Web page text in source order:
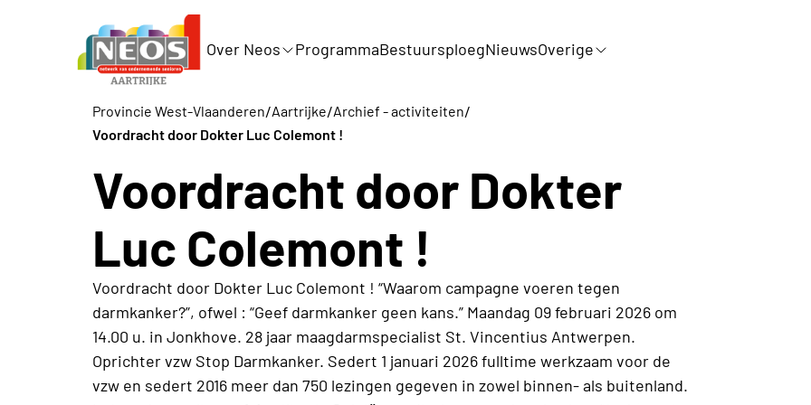
Over Neos ProgrammaBestuursploegNieuwsOverige
Provincie West-Vlaanderen/Aartrijke/Archief - activiteiten/
Voordracht door Dokter Luc Colemont !
Voordracht door Dokter
Luc Colemont !
Voordracht door Dokter Luc Colemont ! “Waarom campagne voeren tegen
darmkanker?”, ofwel : “Geef darmkanker geen kans.” Maandag 09 februari 2026 om
14.00 u. in Jonkhove. 28 jaar maagdarmspecialist St. Vincentius Antwerpen.
Oprichter vzw Stop Darmkanker. Sedert 1 januari 2026 fulltime werkzaam voor de
vzw en sedert 2016 meer dan 750 lezingen gegeven in zowel binnen- als buitenland.